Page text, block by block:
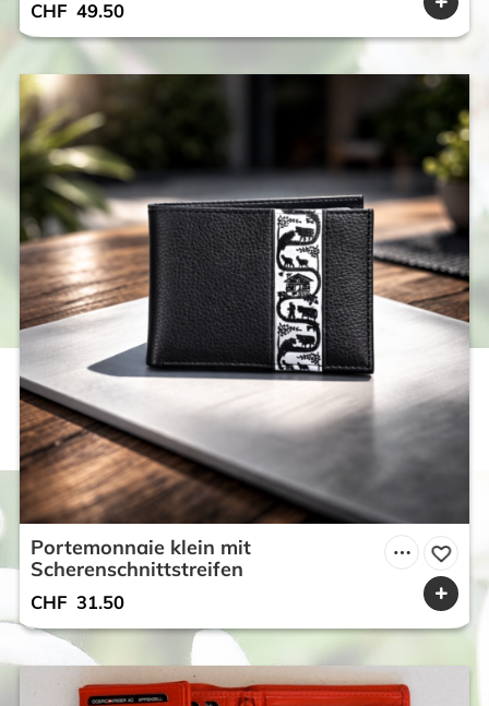
CHF 49.50
Portemonnaie klein mit
Scherenschnittstreifen
CHF 31.50